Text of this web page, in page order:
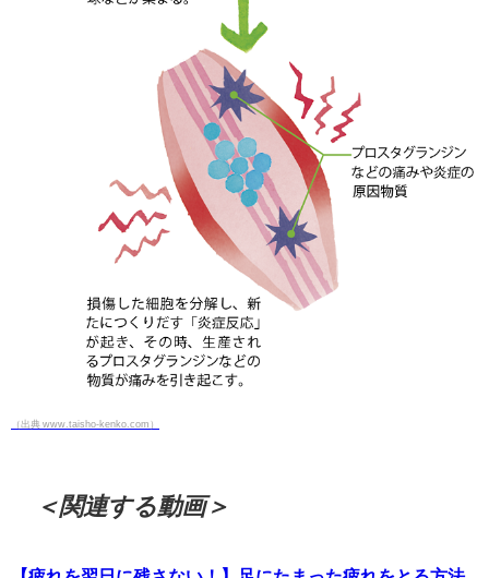
（出典 www.taisho-kenko.com）
＜関連する動画＞